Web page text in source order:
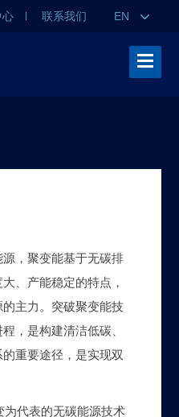
心 联系我们 EN
，聚变能基于无碳排
、产能稳定的特点，
主力。突破聚变能技
，是构建清洁低碳、
重要途径，是实现双
为代表的无碳能源技术